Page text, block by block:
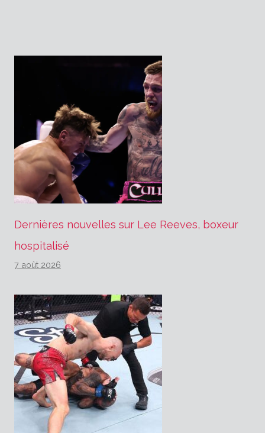
Dernières nouvelles sur Lee Reeves, boxeur
hospitalisé
7 août 2026